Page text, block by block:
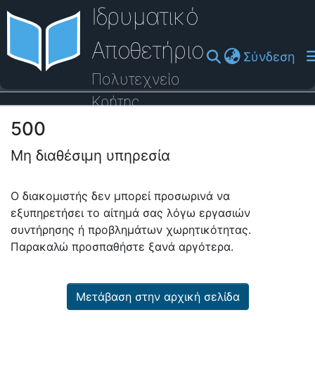
Ιδρυματικό
Αποθετήριο
Πολυτεχνείο
Κρήτης
Σύνδεση
Οδηγός Βοήθειας
500
Μη διαθέσιμη υπηρεσία
Ο διακομιστής δεν μπορεί προσωρινά να
εξυπηρετήσει το αίτημά σας λόγω εργασιών
συντήρησης ή προβλημάτων χωρητικότητας.
Παρακαλώ προσπαθήστε ξανά αργότερα.
Μετάβαση στην αρχική σελίδα